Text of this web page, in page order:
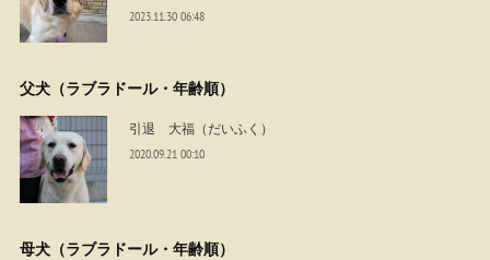
2023.11.30 06:48
父犬（ラブラドール・年齢順）
引退 大福（だいふく）
2020.09.21 00:10
母犬（ラブラドール・年齢順）